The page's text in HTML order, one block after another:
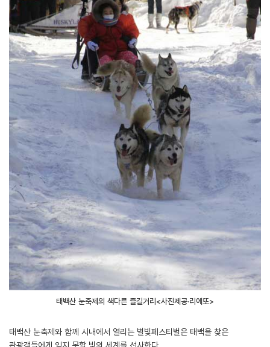
태백산 눈축제의 색다른 즐길거리<사진제공·리에또>
태백산 눈축제와 함께 시내에서 열리는 별빛페스티벌은 태백을 찾은
관광객들에게 잊지 못할 빛의 세계를 선사한다.